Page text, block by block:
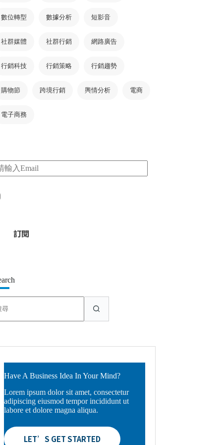
數位轉型 數據分析 短影音
社群媒體 社群行銷 網路廣告
行銷科技 行銷策略 行銷趨勢
購物節 跨境行銷 輿情分析 電商
電子商務
Have A Business Idea In Your Mind?
Lorem ipsum dolor sit amet, consectetur
adipiscing eiusmod tempor incididunt ut
labore et dolore magna aliqua.
LET’S GET STARTED